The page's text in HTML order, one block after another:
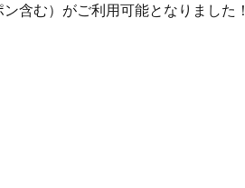
含む）がご利用可能となりました！